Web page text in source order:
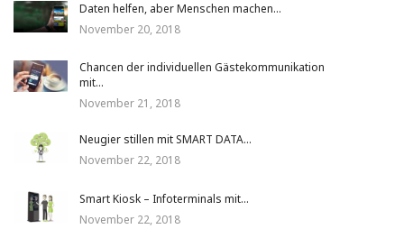
Daten helfen, aber Menschen machen…
November 20, 2018
Chancen der individuellen Gästekommunikation
mit…
November 21, 2018
Neugier stillen mit SMART DATA…
November 22, 2018
Smart Kiosk – Infoterminals mit…
November 22, 2018